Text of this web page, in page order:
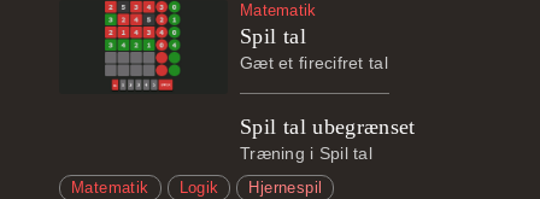
Matematik
Spil tal
Gæt et firecifret tal
Spil tal ubegrænset
Træning i Spil tal
Matematik Logik Hjernespil